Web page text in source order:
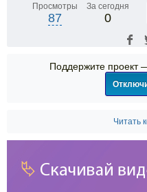
Просмотры
87
За сегодня
0
Поддержите проект
Читать